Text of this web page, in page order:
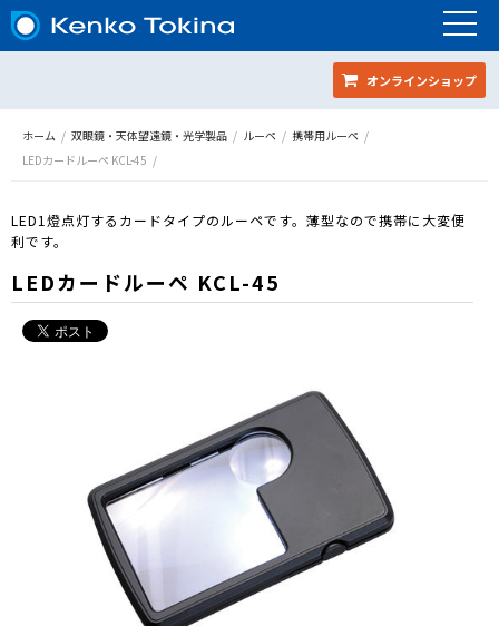
オンラインショップ
ホーム 双眼鏡・天体望遠鏡・光学製品 ルーペ
携帯用ルーペ
LEDカードルーペ KCL-45
LED1燈点灯するカードタイプのルーペです。薄型なので携帯に大変便
利です。
LEDカードルーペ KCL-45